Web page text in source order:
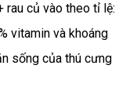
rau củ vào theo tỉ lệ:
vitamin và khoáng
sống của thú cưng